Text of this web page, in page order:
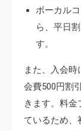
ボーカル
ら、平日
す。
また、入会
会費500円割
きます。料金
ているため、